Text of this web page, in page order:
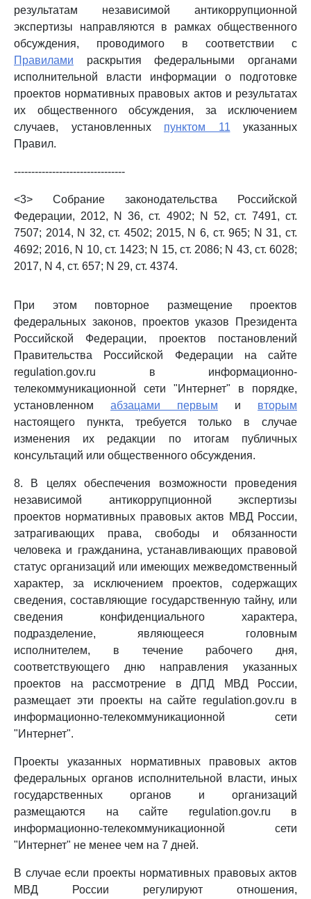
результатам независимой антикоррупционной
экспертизы направляются в рамках общественного
обсуждения, проводимого в соответствии с
Правилами раскрытия федеральными органами
исполнительной власти информации о подготовке
проектов нормативных правовых актов и результатах
их общественного обсуждения, за исключением
случаев, установленных пунктом 11 указанных
Правил.
--------------------------------
<3> Собрание законодательства Российской
Федерации, 2012, N 36, ст. 4902; N 52, ст. 7491, ст.
7507; 2014, N 32, ст. 4502; 2015, N 6, ст. 965; N 31, ст.
4692; 2016, N 10, ст. 1423; N 15, ст. 2086; N 43, ст. 6028;
2017, N 4, ст. 657; N 29, ст. 4374.
При этом повторное размещение проектов
федеральных законов, проектов указов Президента
Российской Федерации, проектов постановлений
Правительства Российской Федерации на сайте
regulation.gov.ru в информационно-
телекоммуникационной сети "Интернет" в порядке,
установленном абзацами первым и вторым
настоящего пункта, требуется только в случае
изменения их редакции по итогам публичных
консультаций или общественного обсуждения.
8. В целях обеспечения возможности проведения
независимой антикоррупционной экспертизы
проектов нормативных правовых актов МВД России,
затрагивающих права, свободы и обязанности
человека и гражданина, устанавливающих правовой
статус организаций или имеющих межведомственный
характер, за исключением проектов, содержащих
сведения, составляющие государственную тайну, или
сведения конфиденциального характера,
подразделение, являющееся головным
исполнителем, в течение рабочего дня,
соответствующего дню направления указанных
проектов на рассмотрение в ДПД МВД России,
размещает эти проекты на сайте regulation.gov.ru в
информационно-телекоммуникационной сети
"Интернет".
Проекты указанных нормативных правовых актов
федеральных органов исполнительной власти, иных
государственных органов и организаций
размещаются на сайте regulation.gov.ru в
информационно-телекоммуникационной сети
"Интернет" не менее чем на 7 дней.
В случае если проекты нормативных правовых актов
МВД России регулируют отношения,